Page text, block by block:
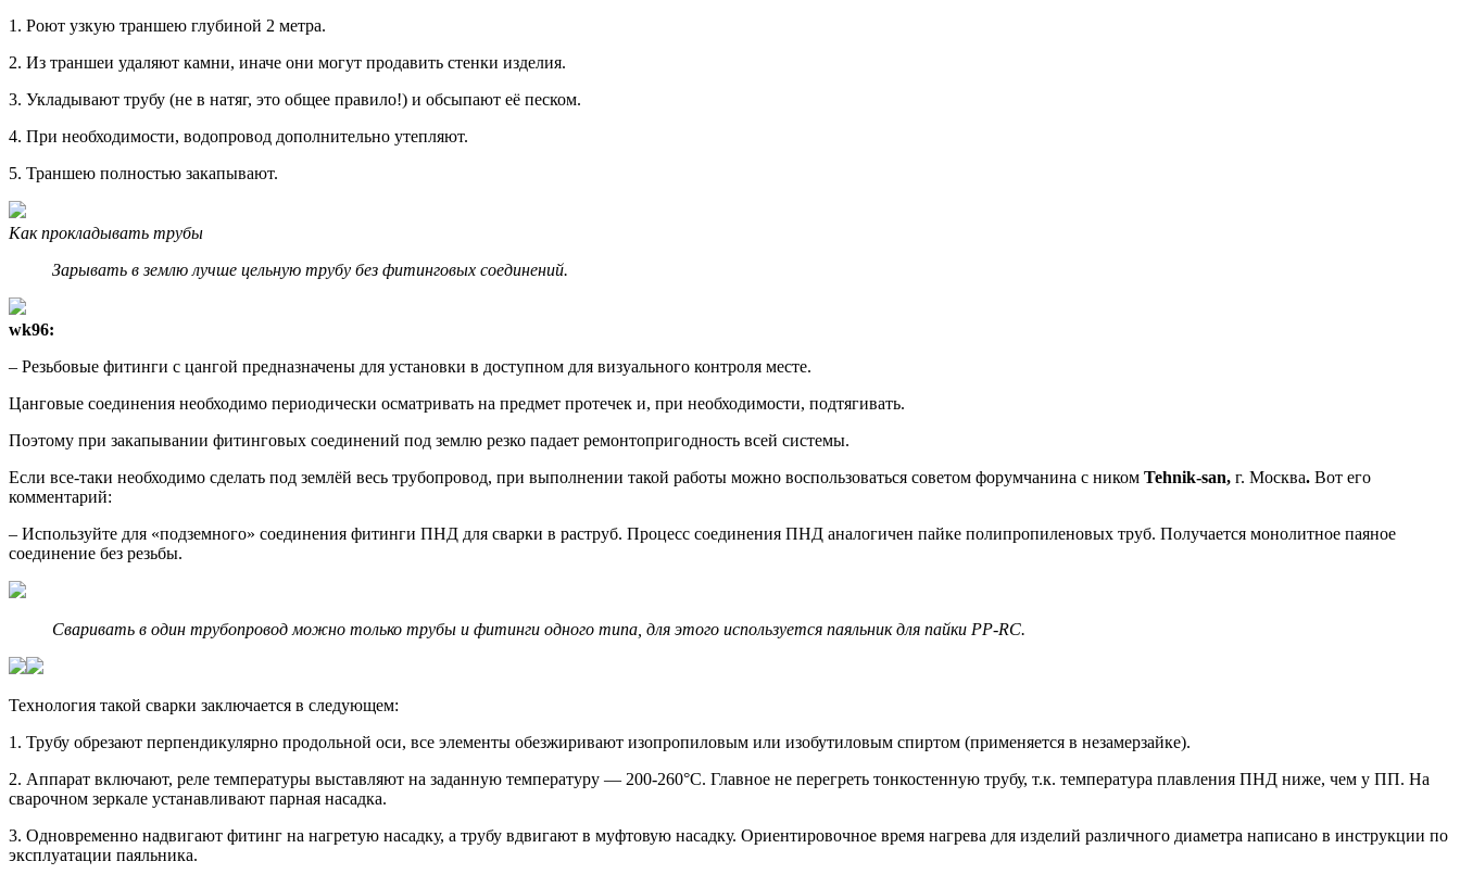
1. Роют узкую траншею глубиной 2 метра.
2. Из траншеи удаляют камни, иначе они могут продавить стенки изделия.
3. Укладывают трубу (не в натяг, это общее правило!) и обсыпают её песком.
4. При необходимости, водопровод дополнительно утепляют.
5. Траншею полностью закапывают.
Как прокладывать трубы
Зарывать в землю лучше цельную трубу без фитинговых соединений.
wk96:
– Резьбовые фитинги с цангой предназначены для установки в доступном для визуального контроля месте.
Цанговые соединения необходимо периодически осматривать на предмет протечек и, при необходимости, подтягивать.
Поэтому при закапывании фитинговых соединений под землю резко падает ремонтопригодность всей системы.
Если все-таки необходимо сделать под землёй весь трубопровод, при выполнении такой работы можно воспользоваться советом форумчанина с ником Tehnik-san, г. Москва. Вот его
комментарий:
– Используйте для «подземного» соединения фитинги ПНД для сварки в раструб. Процесс соединения ПНД аналогичен пайке полипропиленовых труб. Получается монолитное паяное
соединение без резьбы.
Сваривать в один трубопровод можно только трубы и фитинги одного типа, для этого используется паяльник для пайки PP-RC.
Технология такой сварки заключается в следующем:
1. Трубу обрезают перпендикулярно продольной оси, все элементы обезжиривают изопропиловым или изобутиловым спиртом (применяется в незамерзайке).
2. Аппарат включают, реле температуры выставляют на заданную температуру — 200-260°С. Главное не перегреть тонкостенную трубу, т.к. температура плавления ПНД ниже, чем у ПП. На
сварочном зеркале устанавливают парная насадка.
3. Одновременно надвигают фитинг на нагретую насадку, а трубу вдвигают в муфтовую насадку. Ориентировочное время нагрева для изделий различного диаметра написано в инструкции по
эксплуатации паяльника.